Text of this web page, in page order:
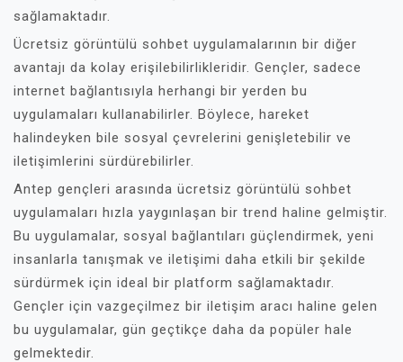
sağlamaktadır.
Ücretsiz görüntülü sohbet uygulamalarının bir diğer
avantajı da kolay erişilebilirlikleridir. Gençler, sadece
internet bağlantısıyla herhangi bir yerden bu
uygulamaları kullanabilirler. Böylece, hareket
halindeyken bile sosyal çevrelerini genişletebilir ve
iletişimlerini sürdürebilirler.
Antep gençleri arasında ücretsiz görüntülü sohbet
uygulamaları hızla yaygınlaşan bir trend haline gelmiştir.
Bu uygulamalar, sosyal bağlantıları güçlendirmek, yeni
insanlarla tanışmak ve iletişimi daha etkili bir şekilde
sürdürmek için ideal bir platform sağlamaktadır.
Gençler için vazgeçilmez bir iletişim aracı haline gelen
bu uygulamalar, gün geçtikçe daha da popüler hale
gelmektedir.